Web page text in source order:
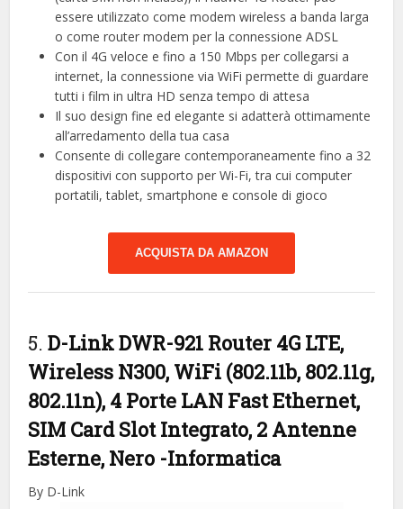
essere utilizzato come modem wireless a banda larga
o come router modem per la connessione ADSL
Con il 4G veloce e fino a 150 Mbps per collegarsi a
internet, la connessione via WiFi permette di guardare
tutti i film in ultra HD senza tempo di attesa
Il suo design fine ed elegante si adatterà ottimamente
all’arredamento della tua casa
Consente di collegare contemporaneamente fino a 32
dispositivi con supporto per Wi-Fi, tra cui computer
portatili, tablet, smartphone e console di gioco
ACQUISTA DA AMAZON
5.D-Link DWR-921 Router 4G LTE,
Wireless N300, WiFi (802.11b, 802.11g,
802.11n), 4 Porte LAN Fast Ethernet,
SIM Card Slot Integrato, 2 Antenne
Esterne, Nero -Informatica
By D-Link